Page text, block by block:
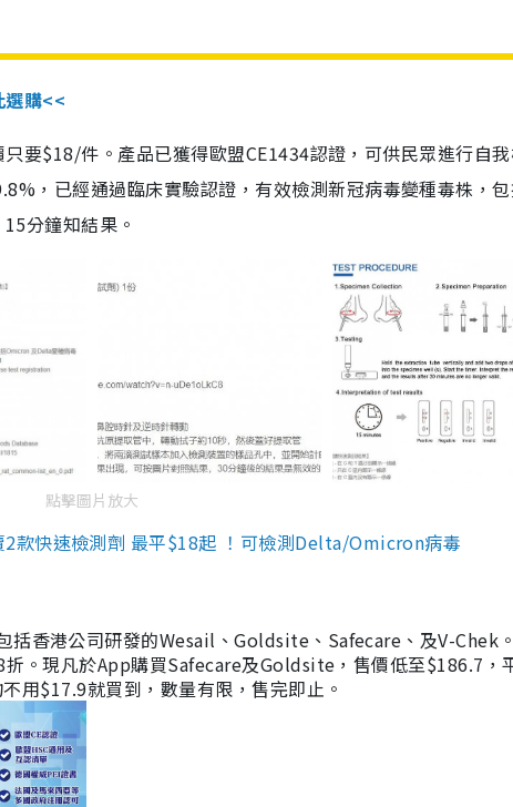
選購<<
要$18/件。產品已獲得歐盟CE1434認證，可供民眾進行自
，已經通過臨床實驗認證，有效檢測新冠病毒變種毒株，
分鐘知結果。
點擊圖片放大
款快速檢測劑 最平$18起 ！可檢測Delta/Omicron病毒
括香港公司研發的Wesail、Goldsite、Safecare、及V-Chek
。現凡於App購買Safecare及Goldsite，售價低至$186.7，
用$17.9就買到，數量有限，售完即止。